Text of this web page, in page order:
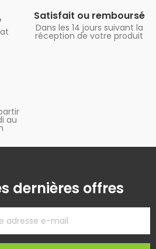
Satisfait ou remboursé
Dans les 14 jours suivant la
réception de votre produit
au
dernières offres